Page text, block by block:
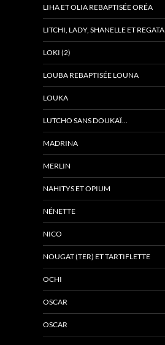
LIHA ET OLIA REBAPTISÉE ORÉA
LITCHI, LADY, SHANELLE ET REGATA
LOKI (2)
LOUBA REBAPTISÉE LOUNA
LOUKA
LUTCHO SANS DOUKAÏ…
MADRINA
MERLIN
NAHITYS ET OPIUM
NÉNETTE
NICO
NOUGAT (TER) ET TARTIFLETTE
OCHI
OSCAR
OSCAR